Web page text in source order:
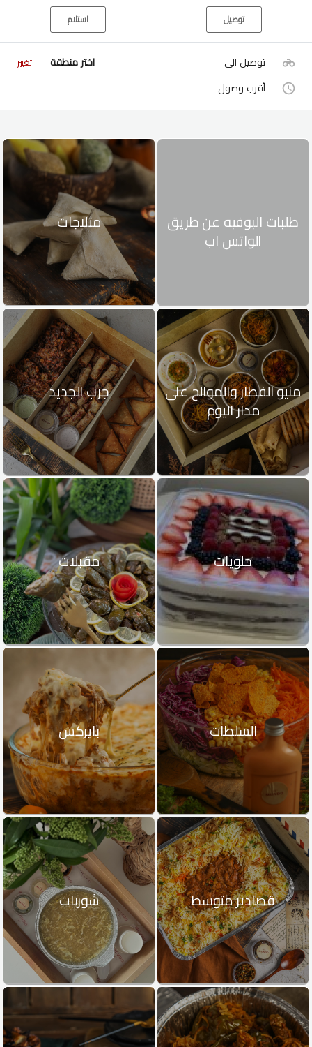
توصيل استلام
توصيل الى اختر منطقة تغيير
أقرب وصول
طلبات البوفيه عن طريق
الواتس اب
مثلاجات
منيو الفطار والموالح على
مدار اليوم
جرب الجديد
حلويات مقبلات
السلطات بايركس
قصادير متوسط شوربات